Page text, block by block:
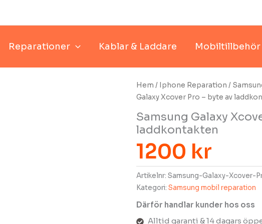
Reparationer Kablar & Laddare Mobiltillbehör
Hem / Iphone Reparation /
Galaxy Xcover Pro – byte av
Samsung Galaxy
laddkontakten
1200 kr
Artikelnr: Samsung-Galaxy-Xcover-
Kategori: Samsung mobil reparation
Därför handlar kunder hos oss
Alltid garanti & 14 dagars